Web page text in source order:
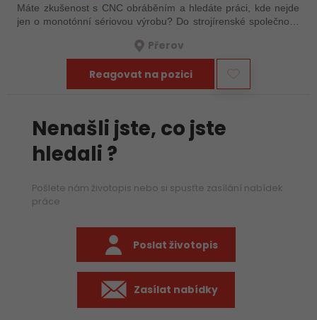
Máte zkušenost s CNC obráběním a hledáte práci, kde nejde
jen o monotónní sériovou výrobu? Do strojírenské společnosti
Přerov
Reagovat na pozici
Nenašli jste, co jste
hledali ?
Pošlete nám životopis nebo si spusťte zasílání nabídek
práce
Poslat životopis
Zasílat nabídky